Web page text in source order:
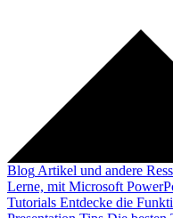
Blog Artikel und andere
Lerne, mit Microsoft
Tutorials Entdecke die